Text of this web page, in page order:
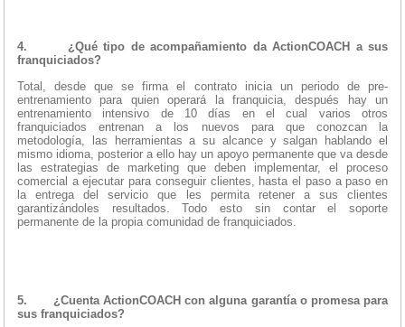
4. ¿Qué tipo de acompañamiento da ActionCOACH a sus
franquiciados?
Total, desde que se firma el contrato inicia un periodo de pre-
entrenamiento para quien operará la franquicia, después hay un
entrenamiento intensivo de 10 días en el cual varios otros
franquiciados entrenan a los nuevos para que conozcan la
metodología, las herramientas a su alcance y salgan hablando el
mismo idioma, posterior a ello hay un apoyo permanente que va desde
las estrategias de marketing que deben implementar, el proceso
comercial a ejecutar para conseguir clientes, hasta el paso a paso en
la entrega del servicio que les permita retener a sus clientes
garantizándoles resultados. Todo esto sin contar el soporte
permanente de la propia comunidad de franquiciados.
5. ¿Cuenta ActionCOACH con alguna garantía o promesa para
sus franquiciados?